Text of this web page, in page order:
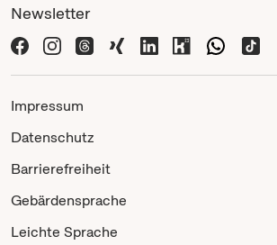
Newsletter
Impressum
Datenschutz
Barrierefreiheit
Gebärdensprache
Leichte Sprache